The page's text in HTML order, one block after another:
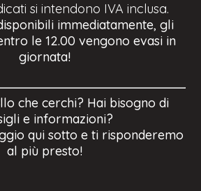
si intendono IVA inclusa.
immediatamente, gli
le 12.00 vengono evasi in
giornata!
che cerchi? Hai bisogno di
e informazioni?
qui sotto e ti risponderemo
al più presto!